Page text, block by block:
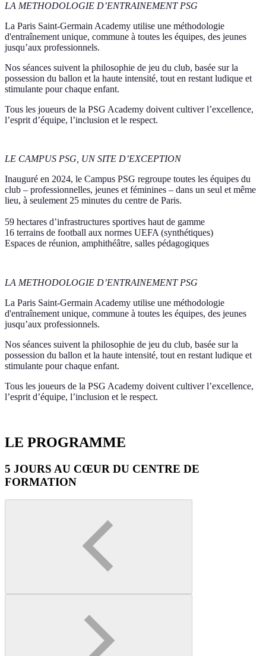
LA METHODOLOGIE D’ENTRAINEMENT PSG
La Paris Saint-Germain Academy utilise une méthodologie
d'entraînement unique, commune à toutes les équipes, des jeunes
jusqu’aux professionnels.
Nos séances suivent la philosophie de jeu du club, basée sur la
possession du ballon et la haute intensité, tout en restant ludique et
stimulante pour chaque enfant.
Tous les joueurs de la PSG Academy doivent cultiver l’excellence,
l’esprit d’équipe, l’inclusion et le respect.
LE CAMPUS PSG, UN SITE D’EXCEPTION
Inauguré en 2024, le Campus PSG regroupe toutes les équipes du
club – professionnelles, jeunes et féminines – dans un seul et même
lieu, à seulement 25 minutes du centre de Paris.
59 hectares d’infrastructures sportives haut de gamme
16 terrains de football aux normes UEFA (synthétiques)
Espaces de réunion, amphithéâtre, salles pédagogiques
LA METHODOLOGIE D’ENTRAINEMENT PSG
La Paris Saint-Germain Academy utilise une méthodologie
d'entraînement unique, commune à toutes les équipes, des jeunes
jusqu’aux professionnels.
Nos séances suivent la philosophie de jeu du club, basée sur la
possession du ballon et la haute intensité, tout en restant ludique et
stimulante pour chaque enfant.
Tous les joueurs de la PSG Academy doivent cultiver l’excellence,
l’esprit d’équipe, l’inclusion et le respect.
LE PROGRAMME
5 JOURS AU CŒUR DU CENTRE DE
FORMATION